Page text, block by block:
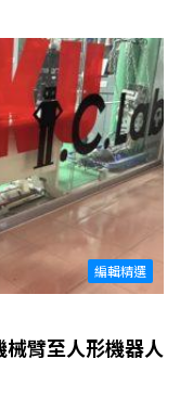
編輯精選
臂至人形機器人